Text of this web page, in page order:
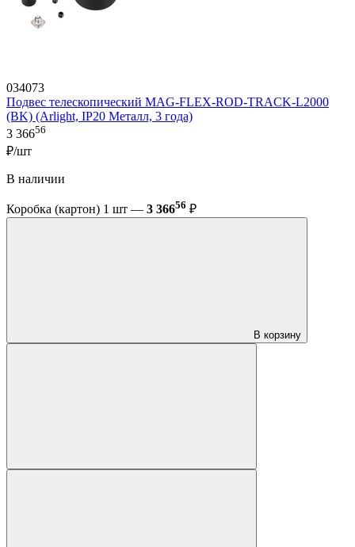
034073
Подвес телескопический MAG-FLEX-ROD-TRACK-L2000
(BK) (Arlight, IP20 Металл, 3 года)
3 36656
₽/шт
В наличии
Коробка (картон) 1 шт — 3 36656 ₽
В корзину